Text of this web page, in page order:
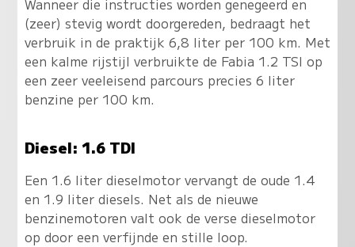
Wanneer die instructies worden genegeerd en
(zeer) stevig wordt doorgereden, bedraagt het
verbruik in de praktijk 6,8 liter per 100 km. Met
een kalme rijstijl verbruikte de Fabia 1.2 TSI op
een zeer veeleisend parcours precies 6 liter
benzine per 100 km.
Diesel: 1.6 TDI
Een 1.6 liter dieselmotor vervangt de oude 1.4
en 1.9 liter diesels. Net als de nieuwe
benzinemotoren valt ook de verse dieselmotor
op door een verfijnde en stille loop.